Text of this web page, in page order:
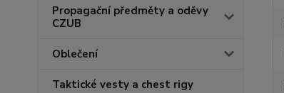
Propagační předměty a oděvy
CZUB
Oblečení
Taktické vesty a chest rigy